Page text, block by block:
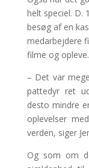
helt speciel. D.
besøg af en
medarbejdere
filme og opleve.
– Det var
pattedyr ret
desto mindre
oplevelser
verden, siger
Og som om